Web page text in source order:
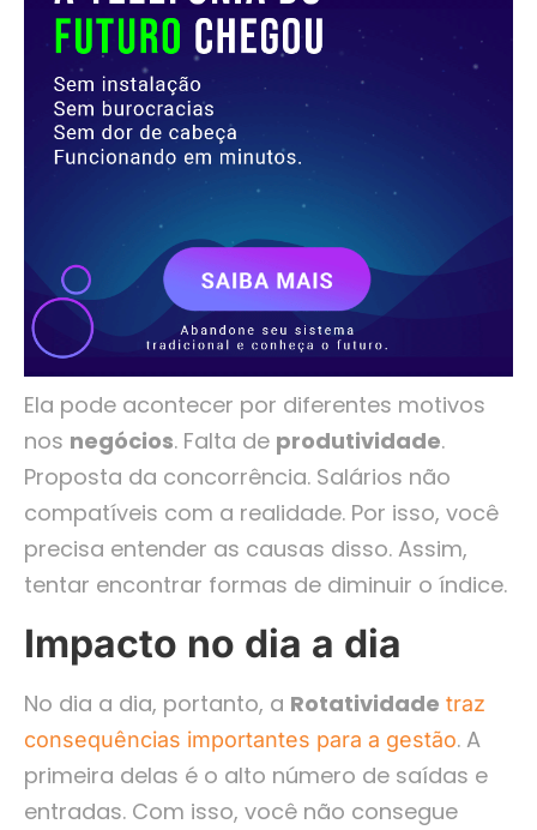
Ela pode acontecer por diferentes motivos
nos negócios. Falta de produtividade.
Proposta da concorrência. Salários não
compatíveis com a realidade. Por isso, você
precisa entender as causas disso. Assim,
tentar encontrar formas de diminuir o índice.
Impacto no dia a dia
No dia a dia, portanto, a Rotatividade traz
consequências importantes para a gestão. A
primeira delas é o alto número de saídas e
entradas. Com isso, você não consegue